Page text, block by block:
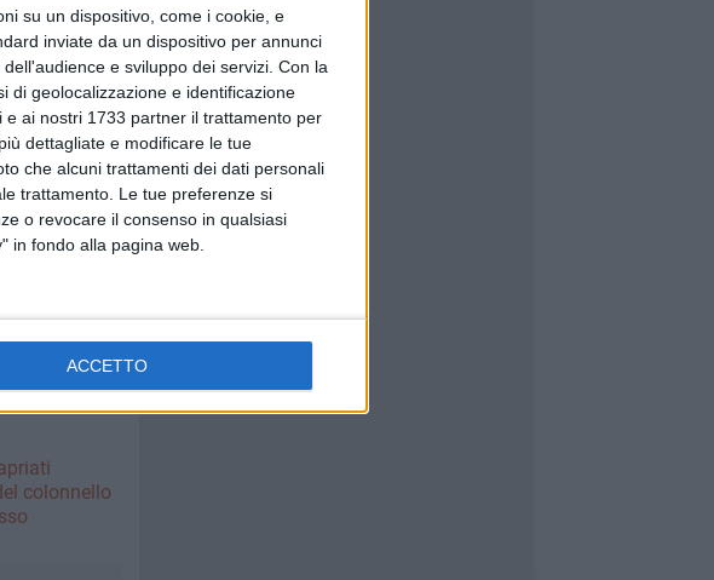
su un dispositivo, come i cookie, e
inviate da un dispositivo per annunci
e sviluppo dei servizi. Con la
di geolocalizzazione e identificazione
ai nostri 1733 partner il trattamento per
dettagliate e modificare le tue
che alcuni trattamenti dei dati personali
trattamento. Le tue preferenze si
o revocare il consenso in qualsiasi
in fondo alla pagina web.
ACCETTO
è in via
(il
e
è
terzo
e
di presa in
colonnello